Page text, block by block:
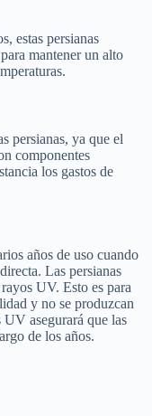
estas persianas
mantener un alto
persianas, ya que el
componentes
los gastos de
años de uso cuando
Las persianas
UV. Esto es para
y no se produzcan
asegurará que las
de los años.